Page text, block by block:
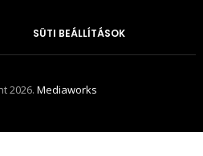
SÜTI BEÁLLÍTÁSOK
2026.Mediaworks